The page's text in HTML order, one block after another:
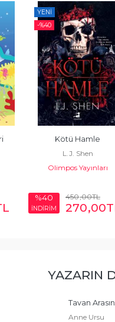
YENI
-%40
Kötü Hamle
L.J. Shen
Olimpos Yayınları
%40
İNDİRİM
450,00TL
270,00
YAZARIN
Tavan
Anne Ursu